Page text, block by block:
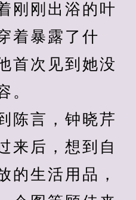
刚出浴的叶
着暴露了什
首次见到她没
。
言，钟晓芹
来后，想到自
的生活用品，